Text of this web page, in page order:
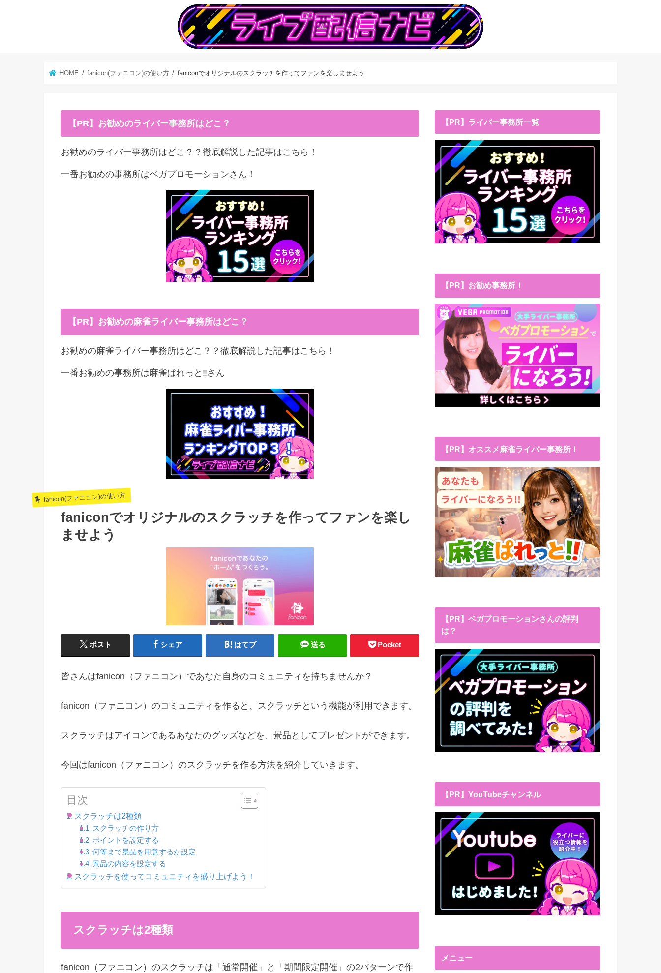
HOME fanicon(ファニコン)の使い方 faniconでオリジナルのスクラッチを作ってファンを楽しませよう
【PR】お勧めのライバー事務所はどこ？
お勧めのライバー事務所はどこ？？徹底解説した記事はこちら！
一番お勧めの事務所はベガプロモーションさん！
【PR】お勧めの麻雀ライバー事務所はどこ？
お勧めの麻雀ライバー事務所はどこ？？徹底解説した記事はこちら！
一番お勧めの事務所は麻雀ぱれっと‼︎さん
fanicon(ファニコン)の使い方
faniconでオリジナルのスクラッチを作ってファンを楽し
ませよう
ポスト シェア はてブ 送る Pocket
皆さんはfanicon（ファニコン）であなた自身のコミュニティを持ちませんか？
fanicon（ファニコン）のコミュニティを作ると、スクラッチという機能が利用できます。
スクラッチはアイコンであるあなたのグッズなどを、景品としてプレゼントができます。
今回はfanicon（ファニコン）のスクラッチを作る方法を紹介していきます。
目次
スクラッチは2種類
スクラッチの作り方
ポイントを設定する
何等まで景品を用意するか設定
景品の内容を設定する
スクラッチを使ってコミュニティを盛り上げよう！
スクラッチは2種類
fanicon（ファニコン）のスクラッチは「通常開催」と「期間限定開催」の2パターンで作
【PR】ライバー事務所一覧
【PR】お勧め事務所！
【PR】オススメ麻雀ライバー事務所！
【PR】ベガプロモーションさんの評判
は？
【PR】YouTubeチャンネル
メニュー